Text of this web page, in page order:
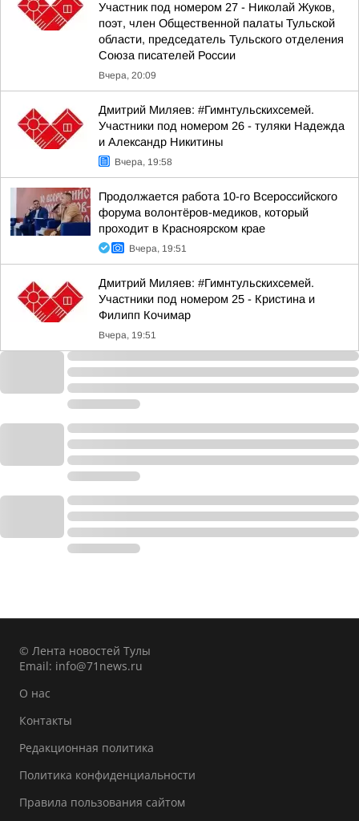
Участник под номером 27 - Николай Жуков,
поэт, член Общественной палаты Тульской
области, председатель Тульского отделения
Союза писателей России
Вчера, 20:09
Дмитрий Миляев: #Гимнтульскихсемей.
Участники под номером 26 - туляки Надежда
и Александр Никитины
Вчера, 19:58
Продолжается работа 10-го Всероссийского
форума волонтёров-медиков, который
проходит в Красноярском крае
Вчера, 19:51
Дмитрий Миляев: #Гимнтульскихсемей.
Участники под номером 25 - Кристина и
Филипп Кочимар
Вчера, 19:51
© Лента новостей Тулы
Email: info@71news.ru
О нас
Контакты
Редакционная политика
Политика конфиденциальности
Правила пользования сайтом